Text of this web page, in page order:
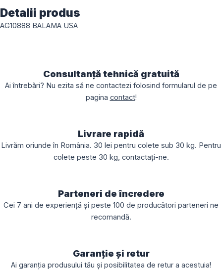
Detalii produs
AG10888 BALAMA USA
Consultanță tehnică gratuită
Ai întrebări? Nu ezita să ne contactezi folosind formularul de pe
pagina contact!
Livrare rapidă
Livrăm oriunde în România. 30 lei pentru colete sub 30 kg. Pentru
colete peste 30 kg, contactați-ne.
Parteneri de încredere
Cei 7 ani de experiență și peste 100 de producători parteneri ne
recomandă.
Garanție și retur
Ai garanția produsului tău și posibilitatea de retur a acestuia!